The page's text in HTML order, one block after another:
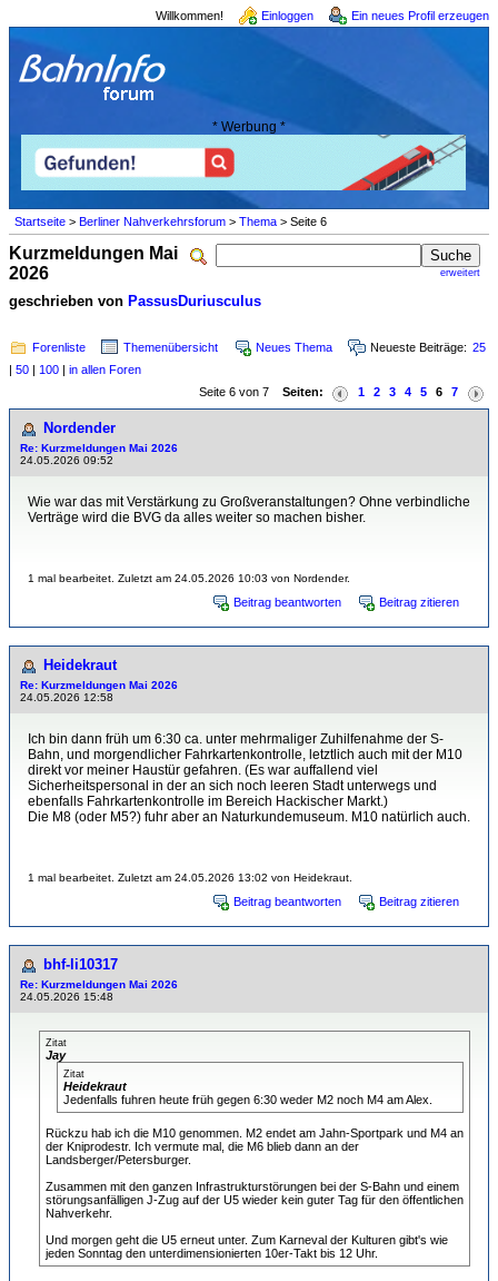
Willkommen! Einloggen Ein neues Profil erzeugen
* Werbung *
Startseite > Berliner Nahverkehrsforum > Thema > Seite 6
erweitert
Kurzmeldungen Mai
2026
geschrieben von PassusDuriusculus
Forenliste Themenübersicht Neues Thema Neueste Beiträge: 25
| 50 | 100 | in allen Foren
Seite 6 von 7 Seiten: 1 2 3 4 5 6 7
Nordender
Re: Kurzmeldungen Mai 2026
24.05.2026 09:52
Wie war das mit Verstärkung zu Großveranstaltungen? Ohne verbindliche
Verträge wird die BVG da alles weiter so machen bisher.
1 mal bearbeitet. Zuletzt am 24.05.2026 10:03 von Nordender.
Beitrag beantworten Beitrag zitieren
Heidekraut
Re: Kurzmeldungen Mai 2026
24.05.2026 12:58
Ich bin dann früh um 6:30 ca. unter mehrmaliger Zuhilfenahme der S-
Bahn, und morgendlicher Fahrkartenkontrolle, letztlich auch mit der M10
direkt vor meiner Haustür gefahren. (Es war auffallend viel
Sicherheitspersonal in der an sich noch leeren Stadt unterwegs und
ebenfalls Fahrkartenkontrolle im Bereich Hackischer Markt.)
Die M8 (oder M5?) fuhr aber an Naturkundemuseum. M10 natürlich auch.
1 mal bearbeitet. Zuletzt am 24.05.2026 13:02 von Heidekraut.
Beitrag beantworten Beitrag zitieren
bhf-li10317
Re: Kurzmeldungen Mai 2026
24.05.2026 15:48
Zitat
Jay
Zitat
Heidekraut
Jedenfalls fuhren heute früh gegen 6:30 weder M2 noch M4 am Alex.
Rückzu hab ich die M10 genommen. M2 endet am Jahn-Sportpark und M4 an
der Kniprodestr. Ich vermute mal, die M6 blieb dann an der
Landsberger/Petersburger.
Zusammen mit den ganzen Infrastrukturstörungen bei der S-Bahn und einem
störungsanfälligen J-Zug auf der U5 wieder kein guter Tag für den öffentlichen
Nahverkehr.
Und morgen geht die U5 erneut unter. Zum Karneval der Kulturen gibt's wie
jeden Sonntag den unterdimensionierten 10er-Takt bis 12 Uhr.